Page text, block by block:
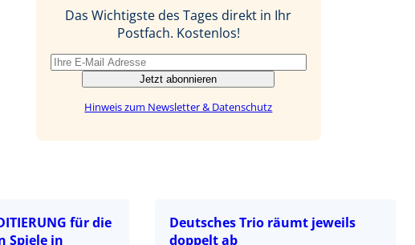
n
Das Wichtigste des Tages direkt in Ihr
Postfach. Kostenlos!
Jetzt abonnieren
Hinweis zum Newsletter & Datenschutz
für die
Spiele in
Deutsches Trio räumt jeweils
doppelt ab